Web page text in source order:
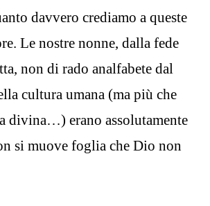
davvero crediamo a queste
Le nostre nonne, dalla fede
non di rado analfabete dal
cultura umana (ma più che
divina…) erano assolutamente
si muove foglia che Dio non